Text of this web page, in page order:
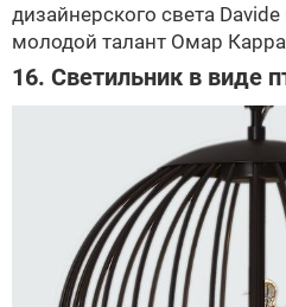
дизайнерского света
молодой талант Омар
16. Светильник в виде